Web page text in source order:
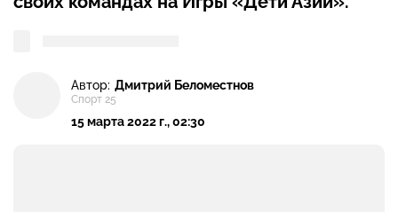
Автор: Дмитрий Беломестнов
Спорт 25
15 марта 2022 г., 02:30